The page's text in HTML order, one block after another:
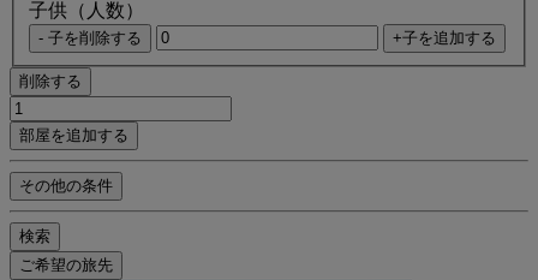
子供（人数）
- 子を削除する +子を追加する
削除する
部屋を追加する
その他の条件
検索
ご希望の旅先